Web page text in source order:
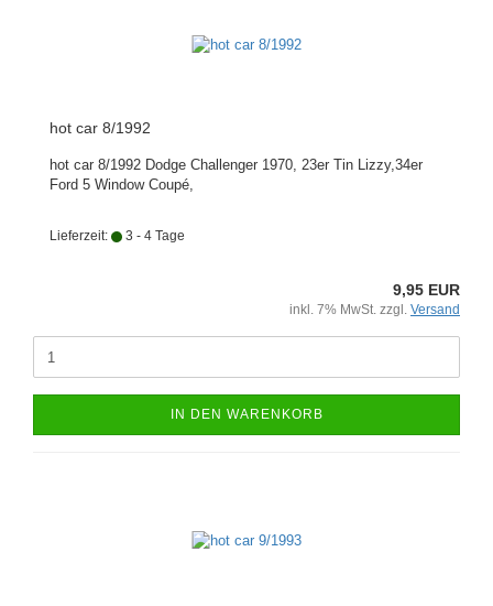
hot car 8/1992
hot car 8/1992 Dodge Challenger 1970, 23er Tin Lizzy,34er
Ford 5 Window Coupé,
Lieferzeit: 3 - 4 Tage
9,95 EUR
inkl. 7% MwSt. zzgl. Versand
IN DEN WARENKORB